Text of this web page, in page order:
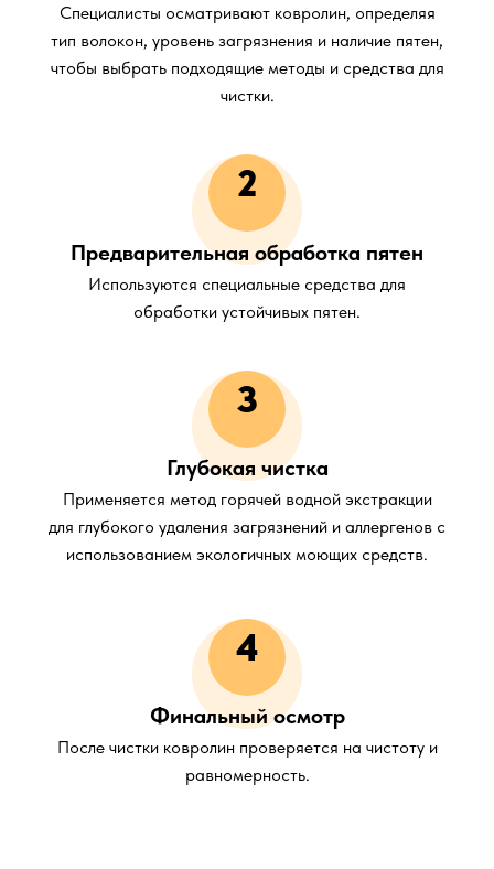
4
Финальный осмотр
После чистки ковролин проверяется на чистоту и
равномерность.
3
Глубокая чистка
Применяется метод горячей водной экстракции
для глубокого удаления загрязнений и аллергенов с
использованием экологичных моющих средств.
2
Предварительная обработка пятен
Используются специальные средства для
обработки устойчивых пятен.
Специалисты осматривают ковролин, определяя
тип волокон, уровень загрязнения и наличие пятен,
чтобы выбрать подходящие методы и средства для
чистки.